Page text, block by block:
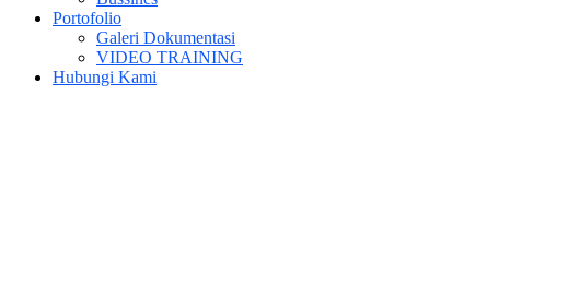
Portofolio
Galeri Dokumentasi
VIDEO TRAINING
Hubungi Kami